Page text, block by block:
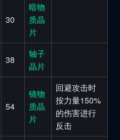
30
暗物
质晶
片
38
轴子
晶片
54
镜物
质晶
片
回避攻击时
按力量150%
的伤害进行
反击